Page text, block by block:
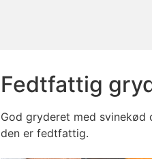
Fedtfattig
God gryderet med svinekød
den er fedtfattig.